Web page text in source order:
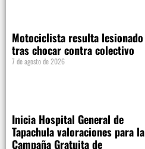
Motociclista resulta lesionado
tras chocar contra colectivo
7 de agosto de 2026
Inicia Hospital General de
Tapachula valoraciones para la
Campaña Gratuita de